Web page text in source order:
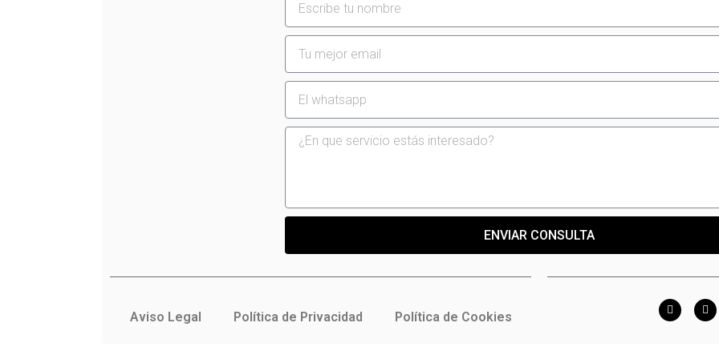
ENVIAR CONSULTA
Aviso Legal Política de Privacidad Política de Cookies